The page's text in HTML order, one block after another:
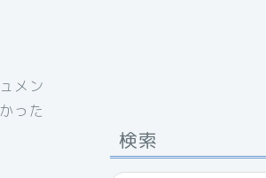
メン
った
検索